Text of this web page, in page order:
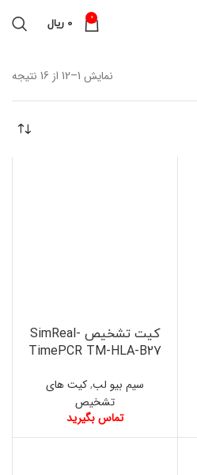
0
0 ریال
نمایش 1–12 از 16 نتیجه
کیت تشخیص SimReal-
TimePCR TM-HLA-B27
سیم بیو لب,کیت های
تشخیص
تماس بگیرید